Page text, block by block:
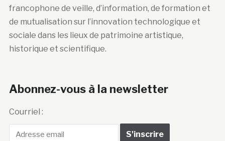
francophone de veille, d’information, de formation et
de mutualisation sur l’innovation technologique et
sociale dans les lieux de patrimoine artistique,
historique et scientifique.
Abonnez-vous à la newsletter
Courriel :